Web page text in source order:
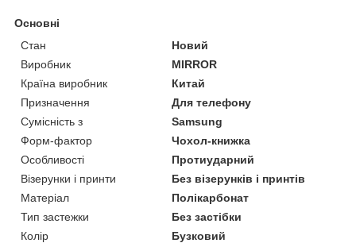
Основні
Стан
Новий
Виробник
MIRROR
Країна виробник
Китай
Призначення
Для телефону
Сумісність з
Samsung
Форм-фактор
Чохол-книжка
Особливості
Протиударний
Візерунки і принти
Без візерунків і принтів
Матеріал
Полікарбонат
Тип застежки
Без застібки
Колір
Бузковий